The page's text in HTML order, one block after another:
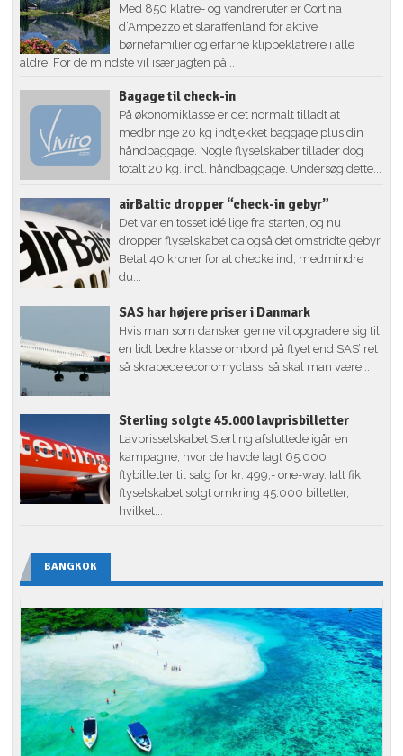
Med 850 klatre- og vandreruter er Cortina
d’Ampezzo et slaraffenland for aktive
børnefamilier og erfarne klippeklatrere i alle
aldre. For de mindste vil især jagten på...
Bagage til check-in
På økonomiklasse er det normalt tilladt at
medbringe 20 kg indtjekket baggage plus din
håndbaggage. Nogle flyselskaber tillader dog
totalt 20 kg. incl. håndbaggage. Undersøg dette...
airBaltic dropper “check-in gebyr”
Det var en tosset idé lige fra starten, og nu
dropper flyselskabet da også det omstridte gebyr.
Betal 40 kroner for at checke ind, medmindre
du...
SAS har højere priser i Danmark
Hvis man som dansker gerne vil opgradere sig til
en lidt bedre klasse ombord på flyet end SAS’ ret
så skrabede economyclass, så skal man være...
Sterling solgte 45.000 lavprisbilletter
Lavprisselskabet Sterling afsluttede igår en
kampagne, hvor de havde lagt 65.000
flybilletter til salg for kr. 499,- one-way. Ialt fik
flyselskabet solgt omkring 45.000 billetter,
hvilket...
BANGKOK